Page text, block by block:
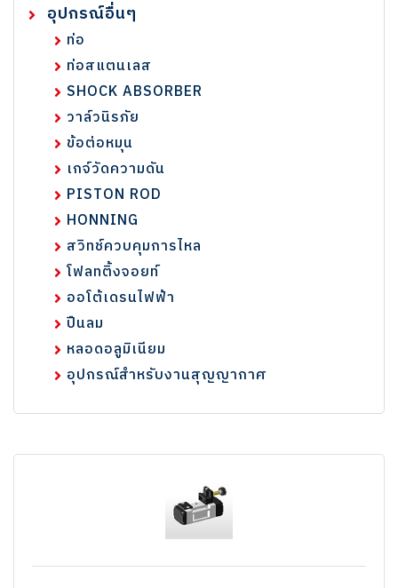
อุปกรณ์อื่นๆ
ท่อ
ท่อสแตนเลส
SHOCK ABSORBER
วาล์วนิรภัย
ข้อต่อหมุน
เกจ์วัดความดัน
PISTON ROD
HONNING
สวิทช์ควบคุมการไหล
โฟลทติ้งจอยท์
ออโต้เดรนไฟฟ้า
ปืนลม
หลอดอลูมิเนียม
อุปกรณ์สำหรับงานสุญญากาศ